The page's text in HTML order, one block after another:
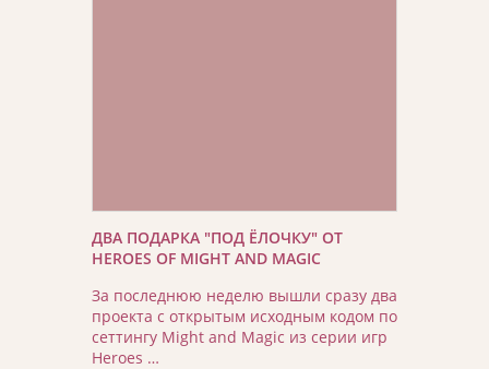
ДВА ПОДАРКА "ПОД ЁЛОЧКУ" ОТ
HEROES OF MIGHT AND MAGIC
За последнюю неделю вышли сразу два
проекта с открытым исходным кодом по
сеттингу Might and Magic из серии игр
Heroes …